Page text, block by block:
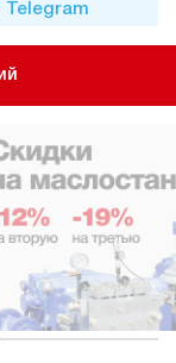
Telegram